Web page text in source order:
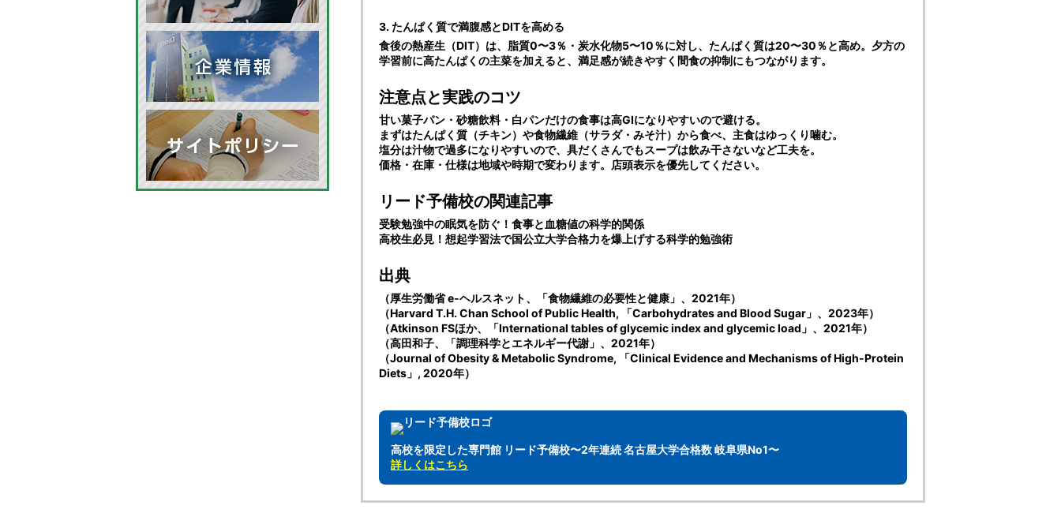
3. たんぱく質で満腹感とDITを高める
食後の熱産生（DIT）は、脂質0〜3％・炭水化物5〜10％に対し、たんぱく質は20〜30％と高め。夕方の
学習前に高たんぱくの主菜を加えると、満足感が続きやすく間食の抑制にもつながります。
注意点と実践のコツ
甘い菓子パン・砂糖飲料・白パンだけの食事は高GIになりやすいので避ける。
まずはたんぱく質（チキン）や食物繊維（サラダ・みそ汁）から食べ、主食はゆっくり噛む。
塩分は汁物で過多になりやすいので、具だくさんでもスープは飲み干さないなど工夫を。
価格・在庫・仕様は地域や時期で変わります。店頭表示を優先してください。
リード予備校の関連記事
受験勉強中の眠気を防ぐ！食事と血糖値の科学的関係
高校生必見！想起学習法で国公立大学合格力を爆上げする科学的勉強術
出典
（厚生労働省 e-ヘルスネット、「食物繊維の必要性と健康」、2021年）
（Harvard T.H. Chan School of Public Health, 「Carbohydrates and Blood Sugar」、2023年）
（Atkinson FSほか、「International tables of glycemic index and glycemic load」、2021年）
（高田和子、「調理科学とエネルギー代謝」、2021年）
（Journal of Obesity & Metabolic Syndrome, 「Clinical Evidence and Mechanisms of High-Protein
Diets」, 2020年）
高校を限定した専門館 リード予備校〜2年連続 名古屋大学合格数 岐阜県No1〜
詳しくはこちら